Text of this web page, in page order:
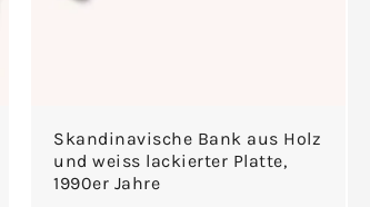
Skandinavische Bank aus Holz
und weiss lackierter Platte,
1990er Jahre